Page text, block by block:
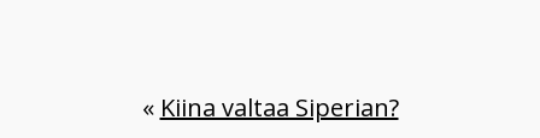
« Kiina valtaa Siperian?